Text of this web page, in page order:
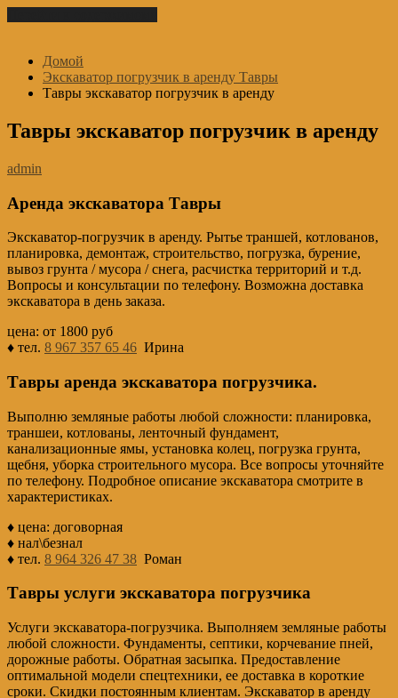
Домой
Экскаватор погрузчик в аренду Тавры
Тавры экскаватор погрузчик в аренду
Тавры экскаватор погрузчик в аренду
admin
Аренда экскаватора Тавры
Экскаватор-погрузчик в аренду. Рытье траншей, котлованов,
планировка, демонтаж, строительство, погрузка, бурение,
вывоз грунта / мусора / снега, расчистка территорий и т.д.
Вопросы и консультации по телефону. Возможна доставка
экскаватора в день заказа.
цена: от 1800 руб
♦ тел. 8 967 357 65 46 Ирина
Тавры аренда экскаватора погрузчика.
Выполню земляные работы любой сложности: планировка,
траншеи, котлованы, ленточный фундамент,
канализационные ямы, установка колец, погрузка грунта,
щебня, уборка строительного мусора. Все вопросы уточняйте
по телефону. Подробное описание экскаватора смотрите в
характеристиках.
♦ цена: договорная
♦ нал\безнал
♦ тел. 8 964 326 47 38 Роман
Тавры услуги экскаватора погрузчика
Услуги экскаватора-погрузчика. Выполняем земляные работы
любой сложности. Фундаменты, септики, корчевание пней,
дорожные работы. Обратная засыпка. Предоставление
оптимальной модели спецтехники, ее доставка в короткие
сроки. Скидки постоянным клиентам. Экскаватор в аренду